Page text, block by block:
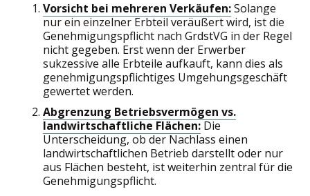
Vorsicht bei mehreren Verkäufen:Solange
nur ein einzelner Erbteil veräußert wird, ist die
Genehmigungspflicht nach GrdstVG in der Regel
nicht gegeben. Erst wenn der Erwerber
sukzessive alle Erbteile aufkauft, kann dies als
genehmigungspflichtiges Umgehungsgeschäft
gewertet werden.
Abgrenzung Betriebsvermögen vs.
landwirtschaftliche Flächen: Die
Unterscheidung, ob der Nachlass einen
landwirtschaftlichen Betrieb darstellt oder nur
aus Flächen besteht, ist weiterhin zentral für die
Genehmigungspflicht.